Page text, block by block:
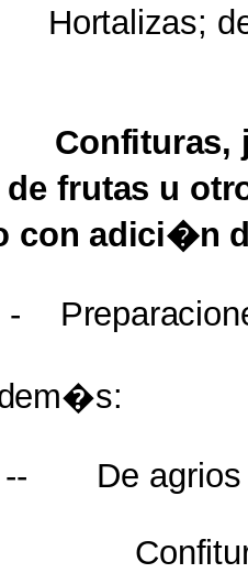
Hortalizas;
Confituras,
defrutas u
con adici�n
-
:
De agrios